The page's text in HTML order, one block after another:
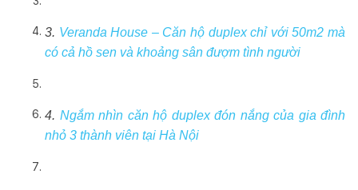
3. Veranda House – Căn hộ duplex chỉ với 50m2 mà
có cả hồ sen và khoảng sân đượm tình người
4. Ngắm nhìn căn hộ duplex đón nắng của gia đình
nhỏ 3 thành viên tại Hà Nội